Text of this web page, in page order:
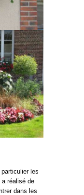
les
réalisé de
dans les